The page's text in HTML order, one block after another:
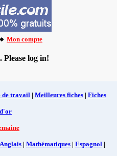
Mon compte
Please log in!
de travail | Meilleures fiches | Fiches
Anglais | Mathématiques | Espagnol |